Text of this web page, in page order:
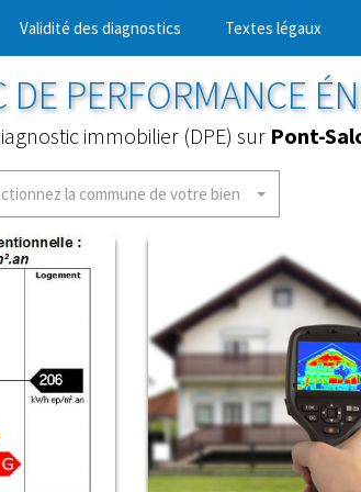
Validité des diagnostics Textes légaux
PERFORMANCE
immobilier (DPE) sur Pont-
la commune de votre bien